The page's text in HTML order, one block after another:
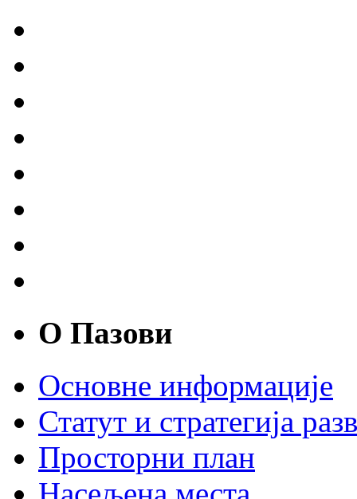
О Пазови
Основне информације
Статут и стратегија
Просторни план